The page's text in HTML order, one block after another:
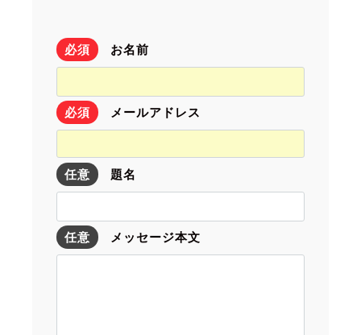
必須 お名前
必須 メールアドレス
任意 題名
任意 メッセージ本文